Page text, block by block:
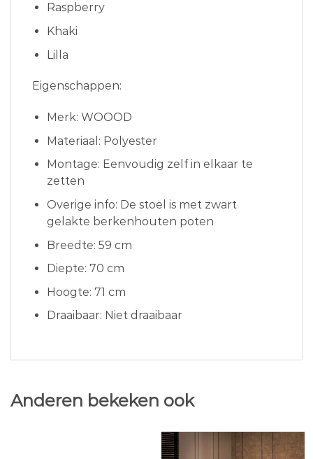
Raspberry
Khaki
Lilla
Eigenschappen:
Merk: WOOOD
Materiaal: Polyester
Montage: Eenvoudig zelf in elkaar te
zetten
Overige info: De stoel is met zwart
gelakte berkenhouten poten
Breedte: 59 cm
Diepte: 70 cm
Hoogte: 71 cm
Draaibaar: Niet draaibaar
Anderen bekeken ook